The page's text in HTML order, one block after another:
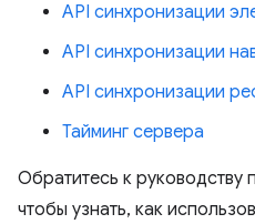
API синхронизации
API синхронизации
API синхронизации
Тайминг сервера
Обратитесь к руководству
чтобы узнать, как